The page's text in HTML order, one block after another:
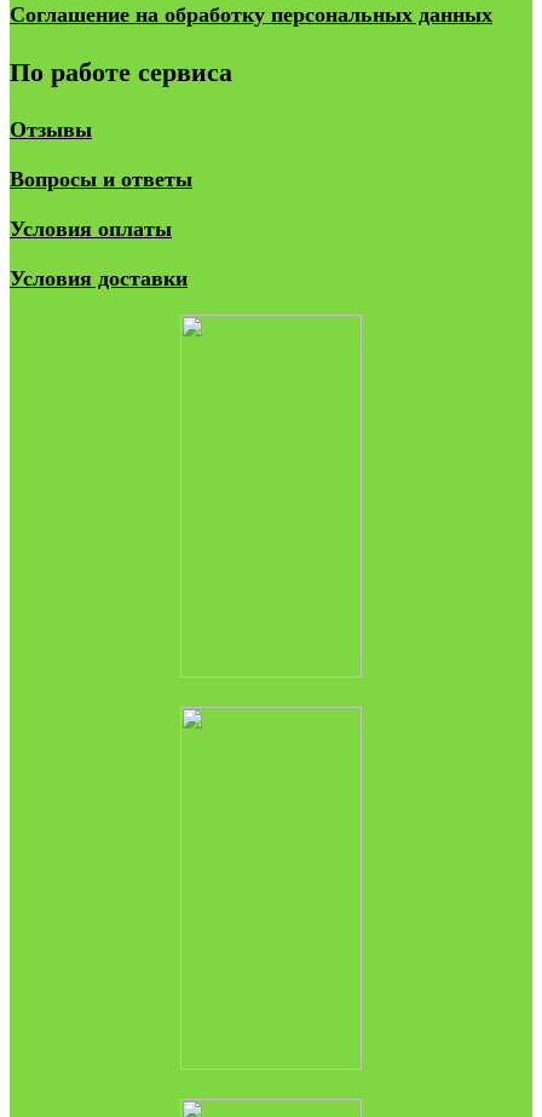
Соглашение на обработку персональных данных
По работе сервиса
Отзывы
Вопросы и ответы
Условия оплаты
Условия доставки